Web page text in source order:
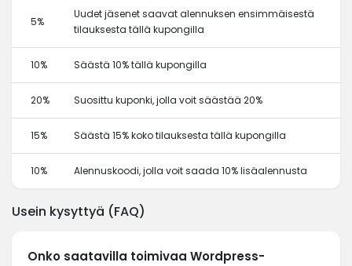
5%
Uudet jäsenet saavat alennuksen ensimmäisestä
tilauksesta tällä kupongilla
10% Säästä 10% tällä kupongilla
20% Suosittu kuponki, jolla voit säästää 20%
15% Säästä 15% koko tilauksesta tällä kupongilla
10% Alennuskoodi, jolla voit saada 10% lisäalennusta
Usein kysyttyä (FAQ)
Onko saatavilla toimivaa Wordpress-